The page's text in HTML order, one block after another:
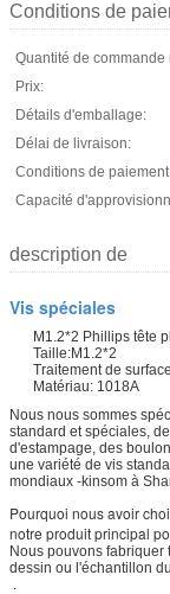
Conditions de
Quantité de commande
Prix:
Détails d'emballage:
Délai de livraison:
Conditions de
Capacité
description de
Vis spéciales
M1.2*2 Phillips tête
Taille:M1.2*2
Traitement de
Matériau: 1018A
Nous nous sommes
standard et spéciales,
d'estampage, des
une variété de vis
mondiaux -kinsom à
Pourquoi nous avoir
notre produit principal
Nous pouvons fabriquer
dessin ou l'échantillon
.